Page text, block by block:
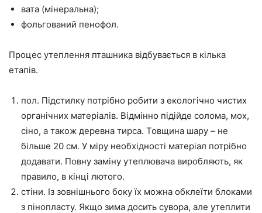
вата (мінеральна);
фольгований пенофол.
Процес утеплення пташника відбувається в кілька
етапів.
пол. Підстилку потрібно робити з екологічно чистих
органічних матеріалів. Відмінно підійде солома, мох,
сіно, а також деревна тирса. Товщина шару – не
більше 20 см. У міру необхідності матеріал потрібно
додавати. Повну заміну утеплювача виробляють, як
правило, в кінці лютого.
стіни. Із зовнішнього боку їх можна обклеїти блоками
з пінопласту. Якщо зима досить сувора, але утеплити